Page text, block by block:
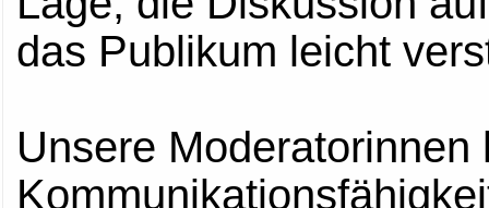
das Publikum leicht
Unsere